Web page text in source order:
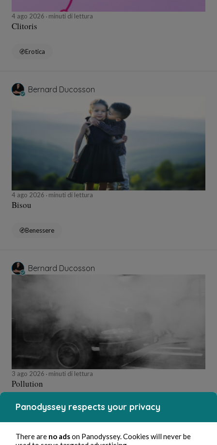
4 ago 2026 minuti di lettura
Clitoris
Erotica
Bernard Ducosson
4 ago 2026 minuti di lettura
Bisou
Benessere
Bernard Ducosson
3 ago 2026 minuti di lettura
Pollution
Ambiente
Panodyssey respects your privacy
There are no adson Panodyssey. Cookies will never be